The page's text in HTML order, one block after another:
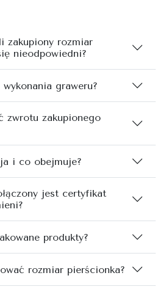
zakupiony rozmiar
nieodpowiedni?
graweru?
zwrotu zakupionego
i co obejmuje?
jest certyfikat
produkty?
rozmiar pierścionka?